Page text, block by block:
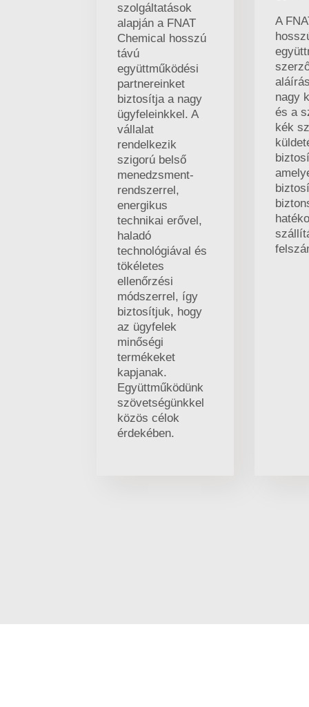
szolgáltatások
alapján a FNAT
Chemical hosszú
távú
együttműködési
partnereinket
biztosítja a nagy
ügyfeleinkkel. A
vállalat
rendelkezik
szigorú belső
menedzsment-
rendszerrel,
energikus
technikai erővel,
haladó
technológiával és
tökéletes
ellenőrzési
módszerrel, így
biztosítjuk, hogy
az ügyfelek
minőségi
termékeket
kapjanak.
Együttműködünk
szövetségünkkel
közös célok
érdekében.
A
nagy
és a
kék